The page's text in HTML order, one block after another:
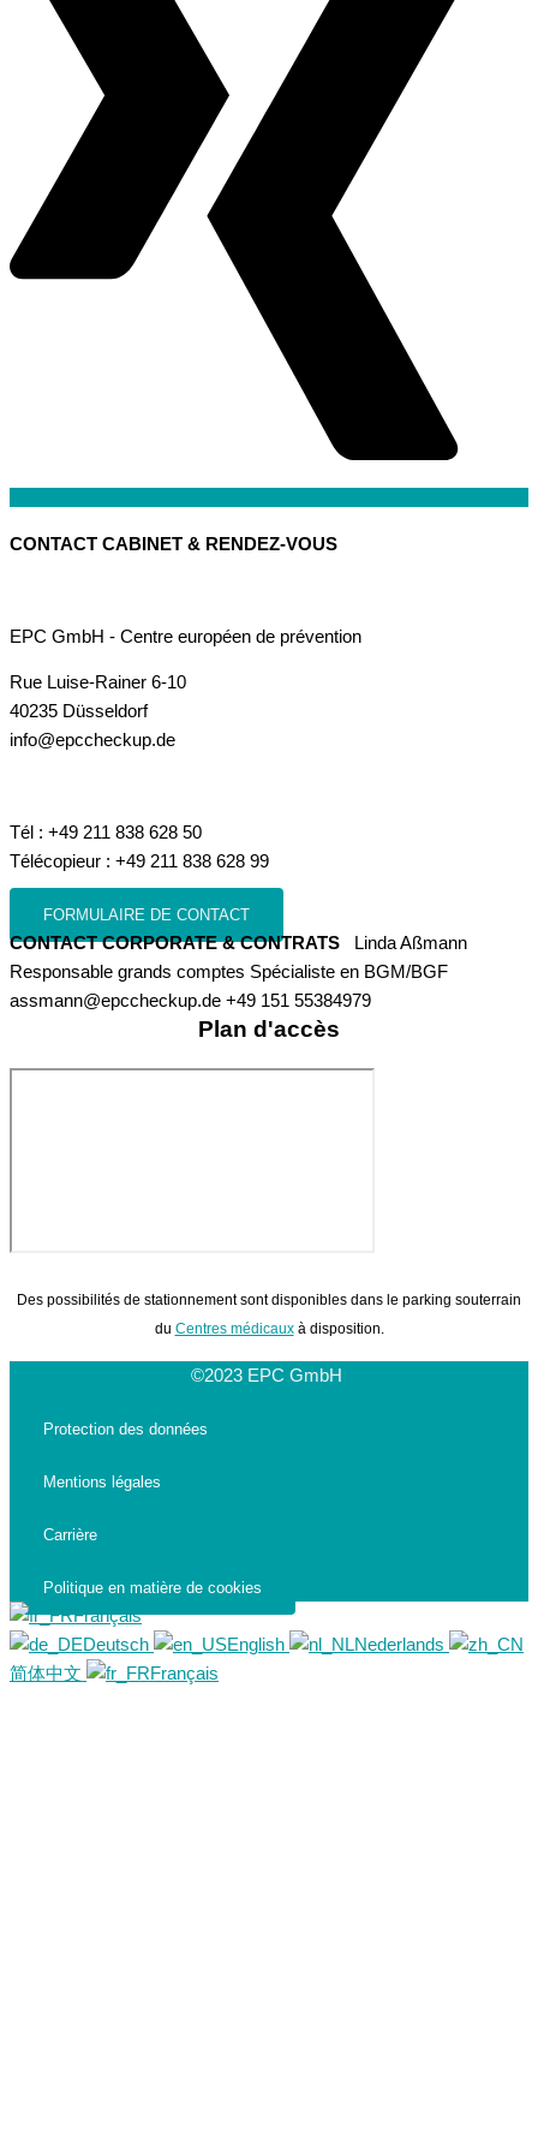
CONTACT CABINET & RENDEZ-VOUS
EPC GmbH - Centre européen de prévention
Rue Luise-Rainer 6-10
40235 Düsseldorf
info@epccheckup.de
Tél : +49 211 838 628 50
Télécopieur : +49 211 838 628 99
FORMULAIRE DE CONTACT
CONTACT CORPORATE & CONTRATS Linda Aßmann
Responsable grands comptes Spécialiste en BGM/BGF
assmann@epccheckup.de +49 151 55384979
Plan d'accès
Des possibilités de stationnement sont disponibles dans le parking souterrain
du Centres médicauxà disposition.
©2023 EPC GmbH
Protection des données
Mentions légales
Carrière
Politique en matière de cookies
Français
Deutsch
English
Nederlands
简体中文
Français